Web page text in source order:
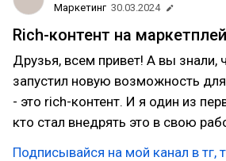
Маркетинг 30.03.2024
Rich-контент на
Друзья, всем привет! А вы знали,
запустил новую возможность
- это rich-контент. И я один из
кто стал внедрять это в свою
Подписывайся на мой канал в тг,